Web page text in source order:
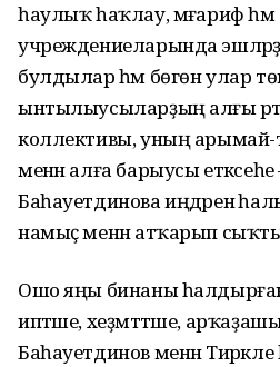
һаулыҡ һаҡлау, мәғариф
учреждениеларында эшләрҙәй
булдылар һәм бөгөн улар
ынтылыусыларҙың алғы
коллективы, уның
менән алға барыусы
Баһауетдинова иңдәренә
намыҫ менән атҡарып
Ошо яңы бинаны
иптәше, хеҙмәттәше,
Баһауетдинов менән Тирәкле